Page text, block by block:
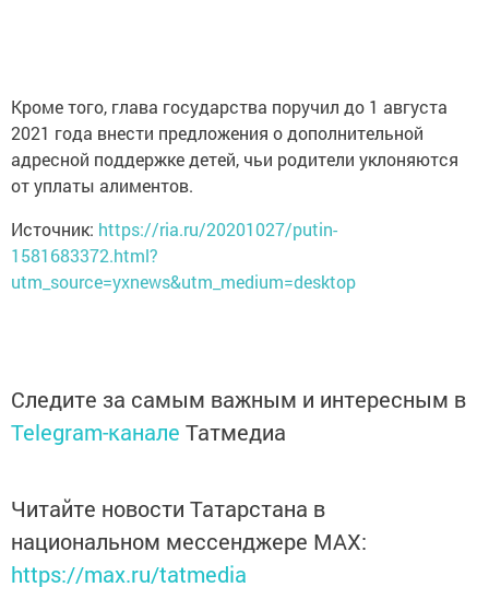
Кроме того, глава государства поручил до 1 августа
2021 года внести предложения о дополнительной
адресной поддержке детей, чьи родители уклоняются
от уплаты алиментов.
Источник: https://ria.ru/20201027/putin-
1581683372.html?
utm_source=yxnews&utm_medium=desktop
Следите за самым важным и интересным в
Telegram-канале Татмедиа
Читайте новости Татарстана в
национальном мессенджере MАХ:
https://max.ru/tatmedia